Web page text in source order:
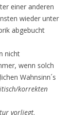
einer anderen
wieder unter
abgebucht
nicht
wenn solch
Wahnsinn´s
korrekten
vorliegt,